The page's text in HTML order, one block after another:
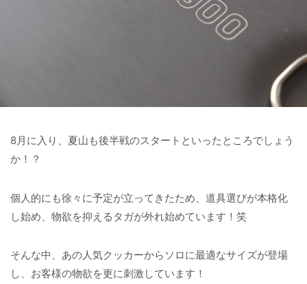
8月に入り、夏山も後半戦のスタートといったところでしょう
か！？
個人的にも徐々に予定が立ってきたため、道具選びが本格化
し始め、物欲を抑えるタガが外れ始めています！笑
そんな中、あの人気クッカーからソロに最適なサイズが登場
し、お客様の物欲を更に刺激しています！